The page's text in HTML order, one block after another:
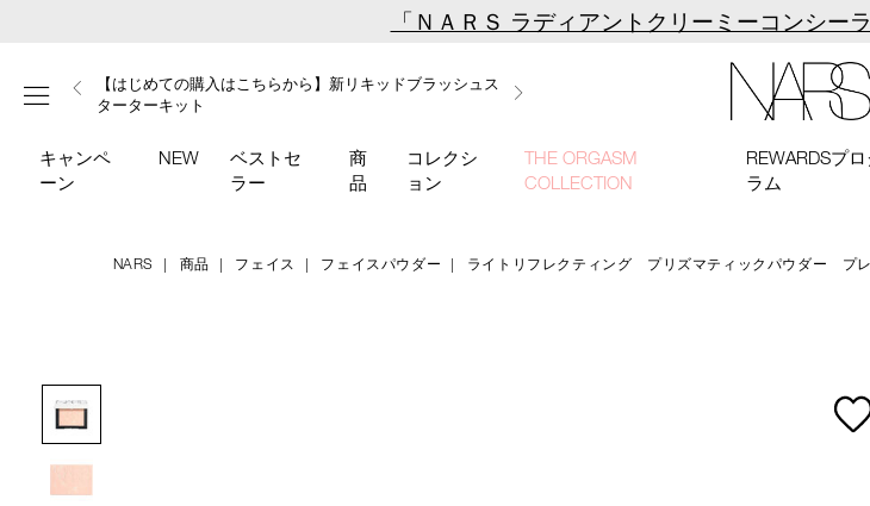
content
「ＮＡＲＳ ラディアントクリーミーコンシー
メニュー
【ミニパフプレゼント】新リキッドブラッシュご購入でプ
レゼント
【はじめての購入はこちらから】新リキッドブラッシュス
ターターキット
【サンプル＆ヘアピン付】オイルクレンジングキット
【ギフトショッパープレゼント】カラーアイテムをあの人
へのプレゼントに
【ポーチ＆ブラッシュプレゼント】ORGASM CAMPAIGN
キャンペ
ーン
NEW
ベストセ
ラー
商
品
コレクシ
ョン
THE ORGASM
COLLECTION
REWARDSプ
ラム
NARS 商品 フェイス フェイスパウダー ライトリフレクティング プリズマティックパウダー プ
prismatic-
powder-
pressed-
05697/4535683285384.html
4535683285384